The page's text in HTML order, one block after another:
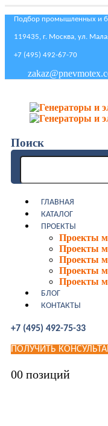
Подбор промышленных и
119435, г. Москва, ул.
+7 (495) 492-67-70
Поиск
ГЛАВНАЯ
КАТАЛОГ
ПРОЕКТЫ
Проекты
Проекты
Проекты
Проекты
Проекты
БЛОГ
КОНТАКТЫ
+7 (495) 492-75-33
ПОЛУЧИТЬ
00 позиций